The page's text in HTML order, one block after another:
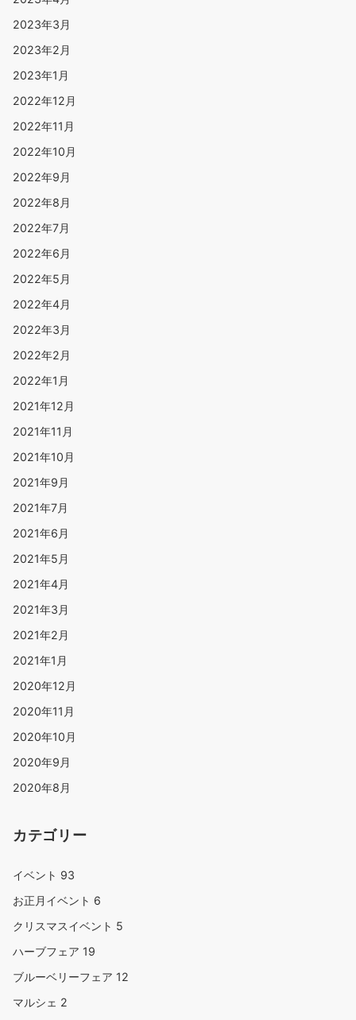
2023年3月
2023年2月
2023年1月
2022年12月
2022年11月
2022年10月
2022年9月
2022年8月
2022年7月
2022年6月
2022年5月
2022年4月
2022年3月
2022年2月
2022年1月
2021年12月
2021年11月
2021年10月
2021年9月
2021年7月
2021年6月
2021年5月
2021年4月
2021年3月
2021年2月
2021年1月
2020年12月
2020年11月
2020年10月
2020年9月
2020年8月
カテゴリー
イベント 93
お正月イベント 6
クリスマスイベント 5
ハーブフェア 19
ブルーベリーフェア 12
マルシェ 2